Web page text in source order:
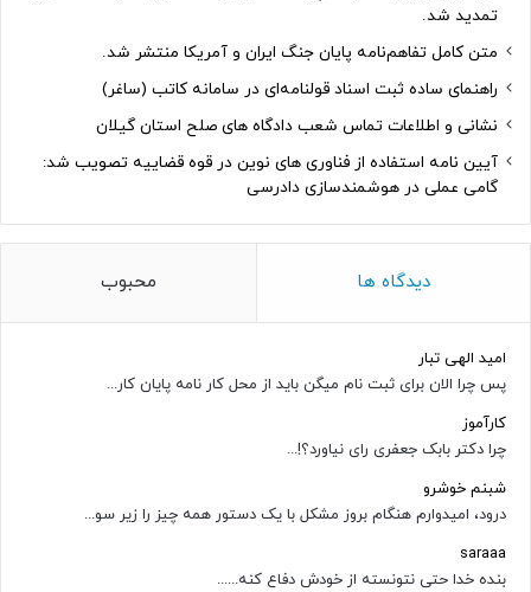
تمدید شد.
متن کامل تفاهم‌نامه پایان جنگ ایران و آمریکا منتشر شد.
راهنمای ساده ثبت اسناد قولنامه‌ای در سامانه کاتب (ساغر)
نشانی و اطلاعات تماس شعب دادگاه های صلح استان گیلان
آیین نامه استفاده از فناوری های نوین در قوه قضاییه تصویب شد:
گامی عملی در هوشمندسازی دادرسی
دیدگاه ها محبوب
امید الهی تبار
پس چرا الان برای ثبت نام میگن باید از محل کار نامه پایان کار...
کارآموز
چرا دکتر بابک جعفری رای نیاورد؟!...
شبنم خوشرو
درود، امیدوارم هنگام بروز مشکل با یک دستور همه چیز را زیر سو...
saraaa
بنده خدا حتی نتونسته از خودش دفاع کنه......